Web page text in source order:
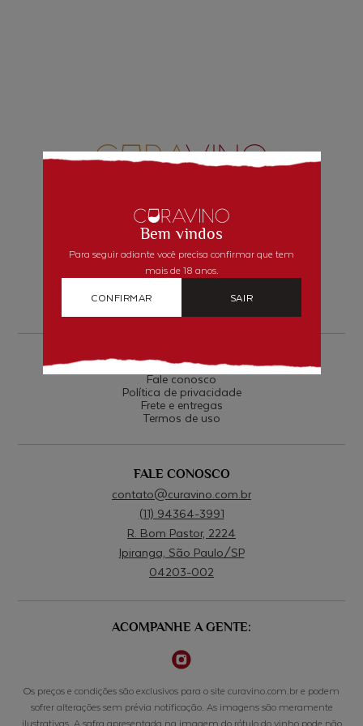
Bem vindos
Para seguir adiante você precisa confirmar que tem
mais de 18 anos.
CONFIRMAR
SAIR
INSTITUCIONAL
Como comprar
AJUDA
Fale conosco
Política de privacidade
Frete e entregas
Termos de uso
FALE CONOSCO
contato@curavino.com.br
(11) 94364-3991
R. Bom Pastor, 2224
Ipiranga, São Paulo/SP
04203-002
ACOMPANHE A GENTE:
Os preços e condições são exclusivos para o site curavino.com.br e podem
sofrer alterações sem prévia notificação. As imagens são meramente
ilustrativas. A safra apresentada na imagem do rótulo do vinho pode não